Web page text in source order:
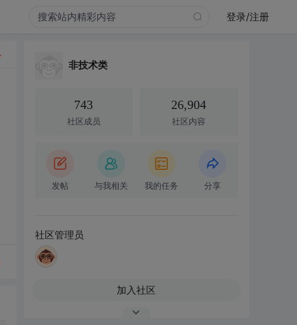
登录/注册
非技术类
743
社区成员
26,904
社区内容
发帖 与我相关 我的任务 分享
社区管理员
加入社区